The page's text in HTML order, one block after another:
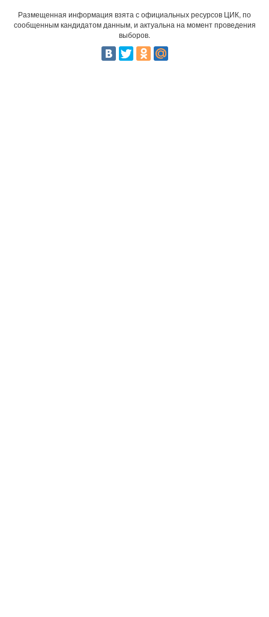
Размещенная информация взята с официальных ресурсов ЦИК, по
сообщенным кандидатом данным, и актуальна на момент проведения
выборов.